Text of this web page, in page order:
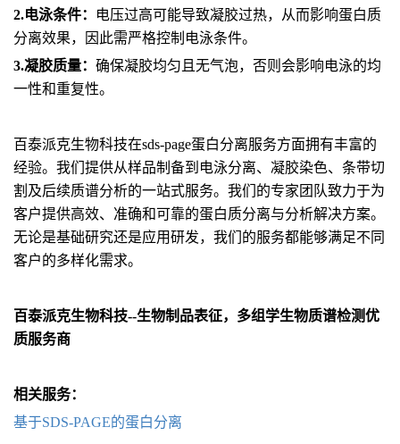
2.电泳条件：
电压过高可能导致凝胶过热，从而影响蛋白质
分离效果，因此需严格控制电泳条件。
3.凝胶质量： 确保凝胶均匀且无气泡，否则会影响电泳的均
一性和重复性。
百泰派克生物科技在sds-page蛋白分离服务方面拥有丰富的
经验。我们提供从样品制备到电泳分离、凝胶染色、条带切
割及后续质谱分析的一站式服务。我们的专家团队致力于为
客户提供高效、准确和可靠的蛋白质分离与分析解决方案。
无论是基础研究还是应用研发，我们的服务都能够满足不同
客户的多样化需求。
百泰派克生物科技--生物制品表征，多组学生物质谱检测优
质服务商
相关服务：
基于SDS-PAGE的蛋白分离